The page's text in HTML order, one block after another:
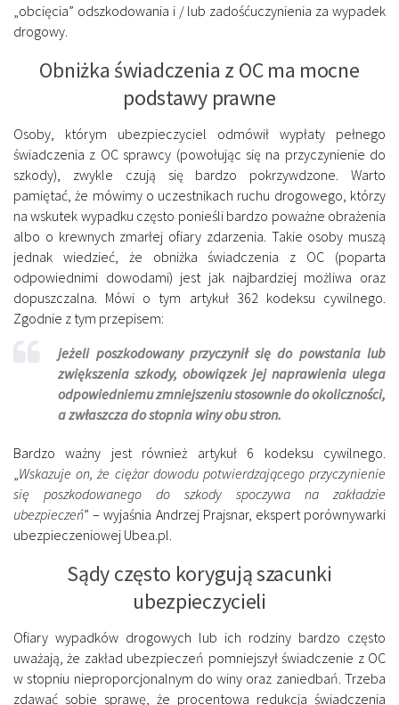
„obcięcia” odszkodowania i / lub zadośćuczynienia za wypadek
drogowy.
Obniżka świadczenia z OC ma mocne
podstawy prawne
Osoby, którym ubezpieczyciel odmówił wypłaty pełnego
świadczenia z OC sprawcy (powołując się na przyczynienie do
szkody), zwykle czują się bardzo pokrzywdzone. Warto
pamiętać, że mówimy o uczestnikach ruchu drogowego, którzy
na wskutek wypadku często ponieśli bardzo poważne obrażenia
albo o krewnych zmarłej ofiary zdarzenia. Takie osoby muszą
jednak wiedzieć, że obniżka świadczenia z OC (poparta
odpowiednimi dowodami) jest jak najbardziej możliwa oraz
dopuszczalna. Mówi o tym artykuł 362 kodeksu cywilnego.
Zgodnie z tym przepisem:
jeżeli poszkodowany przyczynił się do powstania lub
zwiększenia szkody, obowiązek jej naprawienia ulega
odpowiedniemu zmniejszeniu stosownie do okoliczności,
a zwłaszcza do stopnia winy obu stron.
Bardzo ważny jest również artykuł 6 kodeksu cywilnego.
Wskazuje on, że ciężar dowodu potwierdzającego przyczynienie
się poszkodowanego do szkody spoczywa na zakładzie
ubezpieczeń” – wyjaśnia Andrzej Prajsnar, ekspert porównywarki
ubezpieczeniowej Ubea.pl.
Sądy często korygują szacunki
ubezpieczycieli
Ofiary wypadków drogowych lub ich rodziny bardzo często
uważają, że zakład ubezpieczeń pomniejszył świadczenie z OC
w stopniu nieproporcjonalnym do winy oraz zaniedbań. Trzeba
zdawać sobie sprawę, że procentowa redukcja świadczenia